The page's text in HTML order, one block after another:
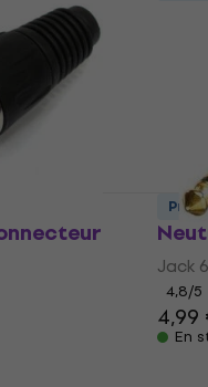
Jack
4,8/5
4,99
En
Prix